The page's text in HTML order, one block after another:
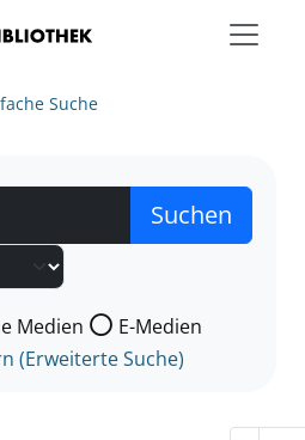
Suche
nach der Sie suchen wollen.
Medien
E-Medien
(Erweiterte Suche)